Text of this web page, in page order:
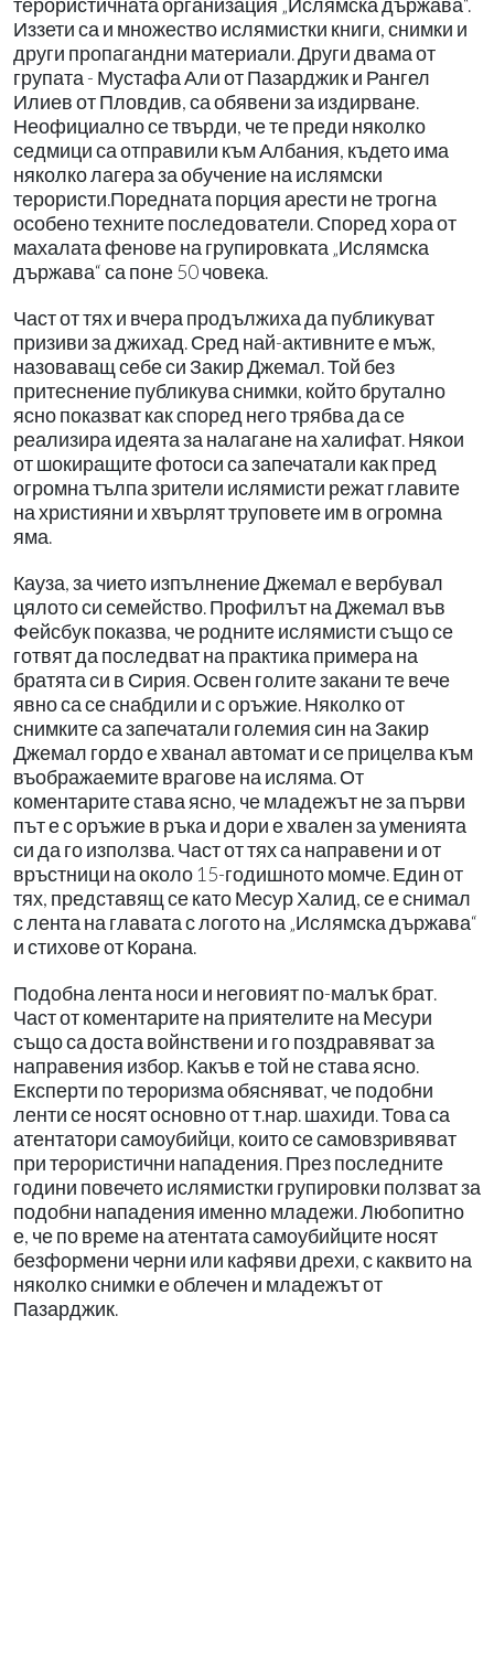
Иззети са и множество ислямистки книги, снимки и
други пропагандни материали. Други двама от
групата - Мустафа Али от Пазарджик и Рангел
Илиев от Пловдив, са обявени за издирване.
Неофициално се твърди, че те преди няколко
седмици са отправили към Албания, където има
няколко лагера за обучение на ислямски
терористи.Поредната порция арести не трогна
особено техните последователи. Според хора от
махалата фенове на групировката „Ислямска
държава“ са поне 50 човека.
Част от тях и вчера продължиха да публикуват
призиви за джихад. Сред най-активните е мъж,
назоваващ себе си Закир Джемал. Той без
притеснение публикува снимки, който брутално
ясно показват как според него трябва да се
реализира идеята за налагане на халифат. Някои
от шокиращите фотоси са запечатали как пред
огромна тълпа зрители ислямисти режат главите
на християни и хвърлят труповете им в огромна
яма.
Кауза, за чието изпълнение Джемал е вербувал
цялото си семейство. Профилът на Джемал във
Фейсбук показва, че родните ислямисти също се
готвят да последват на практика примера на
братята си в Сирия. Освен голите закани те вече
явно са се снабдили и с оръжие. Няколко от
снимките са запечатали големия син на Закир
Джемал гордо е хванал автомат и се прицелва към
въображаемите врагове на исляма. От
коментарите става ясно, че младежът не за първи
път е с оръжие в ръка и дори е хвален за уменията
си да го използва. Част от тях са направени и от
връстници на около 15-годишното момче. Един от
тях, представящ се като Месур Халид, се е снимал
с лента на главата с логото на „Ислямска държава“
и стихове от Корана.
Подобна лента носи и неговият по-малък брат.
Част от коментарите на приятелите на Месури
също са доста войнствени и го поздравяват за
направения избор. Какъв е той не става ясно.
Експерти по тероризма обясняват, че подобни
ленти се носят основно от т.нар. шахиди. Това са
атентатори самоубийци, които се самовзривяват
при терористични нападения. През последните
години повечето ислямистки групировки ползват за
подобни нападения именно младежи. Любопитно
е, че по време на атентата самоубийците носят
безформени черни или кафяви дрехи, с каквито на
няколко снимки е облечен и младежът от
Пазарджик.